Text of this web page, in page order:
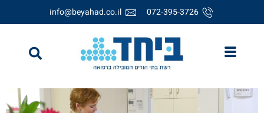
072-395-3726
info@beyahad.co.il